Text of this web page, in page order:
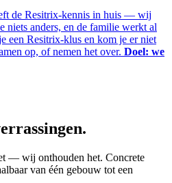
de Resitrix-kennis in huis — wij
niets anders, en de familie werkt al
een Resitrix-klus en kom je er niet
op, of nemen het over. Doel: we
.
— wij onthouden het. Concrete
van één gebouw tot een